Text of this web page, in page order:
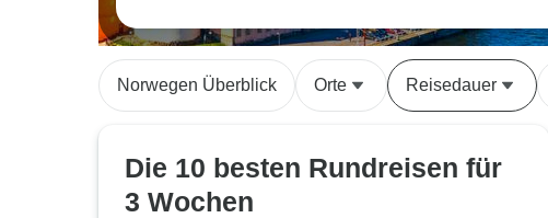
Norwegen Überblick Orte Reisedauer
Die 10 besten Rundreisen für
3 Wochen